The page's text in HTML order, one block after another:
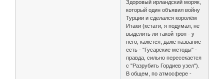
Здоровый ирландский моряк,
который один объявил войну
Турции и сделался королём
Итаки (кстати, я подумал, не
выделить ли такой троп - у
него, кажется, даже название
есть - "Гусарские методы" -
правда, сильно пересекается
с "Разрубить Гордиев узел").
В общем, по атмосфере -